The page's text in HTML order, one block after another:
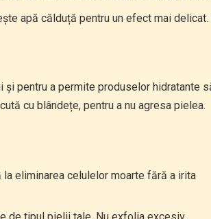
apă călduță pentru un efect mai delicat.
pentru a permite produselor hidratante
cu blândețe, pentru a nu agresa pielea.
eliminarea celulelor moarte fără a irita